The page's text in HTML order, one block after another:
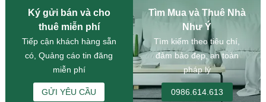
Ký gửi bán và cho
thuê miễn phí
Tiếp cận khách hàng sẵn
có, Quảng cáo tin đăng
miễn phí
GỬI YÊU CẦU
Tìm Mua và Thuê Nhà
Như Ý
Tìm kiếm theo tiêu chí,
đảm bảo đẹp, an toàn
pháp lý
0986.614.613